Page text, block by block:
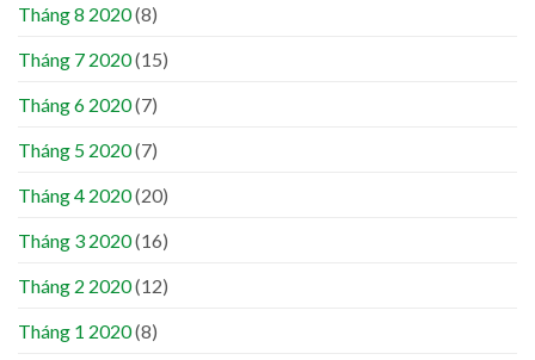
Tháng 8 2020(8)
Tháng 7 2020(15)
Tháng 6 2020(7)
Tháng 5 2020(7)
Tháng 4 2020(20)
Tháng 3 2020(16)
Tháng 2 2020(12)
Tháng 1 2020(8)